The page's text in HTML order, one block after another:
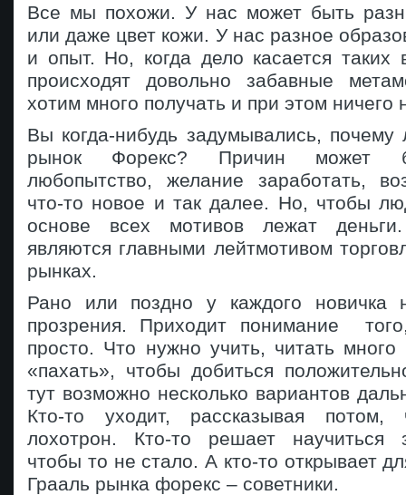
Все мы похожи. У нас может быть
или даже цвет кожи. У нас разное
и опыт. Но, когда дело касается таких
происходят довольно забавные
хотим много получать и при этом ничего
Вы когда-нибудь задумывались,
рынок Форекс? Причин может
любопытство, желание заработать,
что-то новое и так далее. Но, чтобы
основе всех мотивов лежат
являются главными лейтмотивом
рынках.
Рано или поздно у каждого новичка
прозрения. Приходит понимание
просто. Что нужно учить, читать
«пахать», чтобы добиться
тут возможно несколько вариантов
Кто-то уходит, рассказывая
лохотрон. Кто-то решает научиться
чтобы то не стало. А кто-то открывает
Грааль рынка форекс – советники.